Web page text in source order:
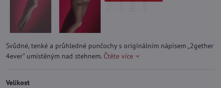
Svůdné, tenké a průhledné punčochy s originálním nápisem „2gether
4ever" umístěným nad stehnem. Čtěte více
Velikost